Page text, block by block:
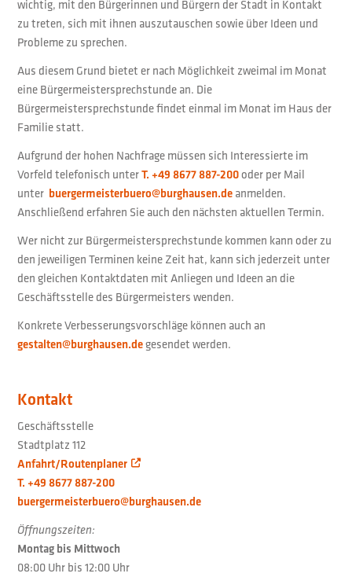
wichtig, mit den Bürgerinnen und Bürgern der Stadt in Kontakt
zu treten, sich mit ihnen auszutauschen sowie über Ideen und
Probleme zu sprechen.
Aus diesem Grund bietet er nach Möglichkeit zweimal im Monat
eine Bürgermeistersprechstunde an. Die
Bürgermeistersprechstunde findet einmal im Monat im Haus der
Familie statt.
Aufgrund der hohen Nachfrage müssen sich Interessierte im
Vorfeld telefonisch unterT. +49 8677 887-200oder per Mail
unter buergermeisterbuero@burghausen.de anmelden.
Anschließend erfahren Sie auch den nächsten aktuellen Termin.
Wer nicht zur Bürgermeistersprechstunde kommen kann oder zu
den jeweiligen Terminen keine Zeit hat, kann sich jederzeit unter
den gleichen Kontaktdaten mit Anliegen und Ideen an die
Geschäftsstelle des Bürgermeisters wenden.
Konkrete Verbesserungsvorschläge können auch an
gestalten@burghausen.degesendet werden.
Kontakt
Geschäftsstelle
Stadtplatz 112
Anfahrt/Routenplaner
T. +49 8677 887-200
buergermeisterbuero@burghausen.de
Öffnungszeiten:
Montag bis Mittwoch
08:00 Uhr bis 12:00 Uhr